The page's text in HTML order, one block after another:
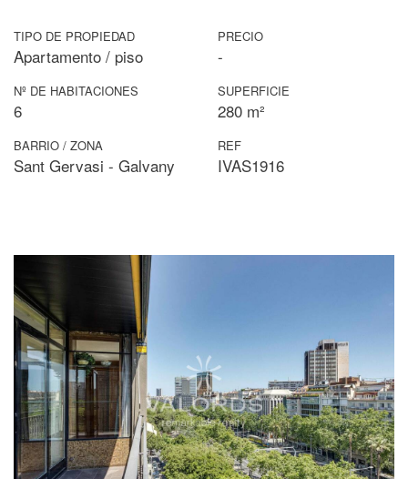
TIPO DE PROPIEDAD
Apartamento / piso
PRECIO
-
Nº DE HABITACIONES
6
SUPERFICIE
280 m²
BARRIO / ZONA
Sant Gervasi - Galvany
REF
IVAS1916